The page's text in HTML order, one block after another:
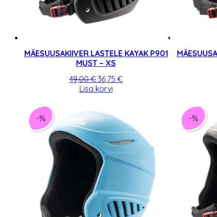
MÄESUUSAKIIVER LASTELE KAYAK P901
MUST – XS
49,00€ Algne
hind
36,75 €Praegune
Lisa korvi
-% -%